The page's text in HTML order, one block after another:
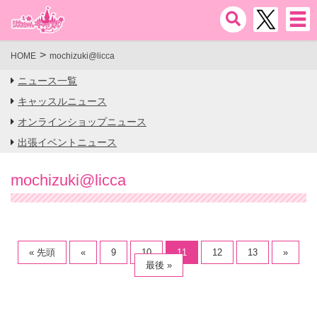
HOME mochizuki@licca
ニュース一覧
キャッスルニュース
オンラインショップニュース
出張イベントニュース
mochizuki@licca
« 先頭 « 9 10 11 12 13
»
最後 »